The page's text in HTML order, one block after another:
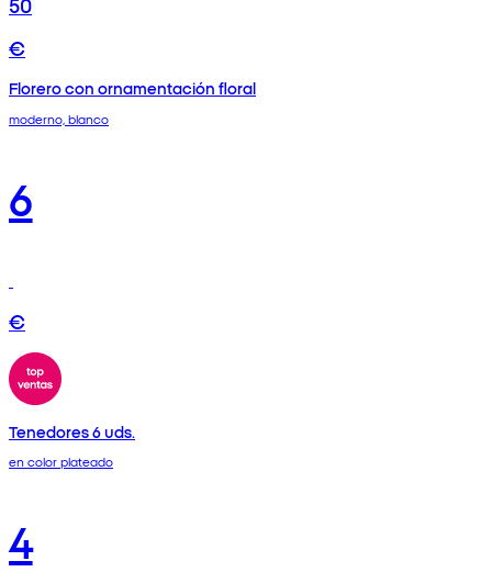
€
Florero con ornamentación floral
moderno, blanco
6
€
Tenedores 6 uds.
en color plateado
4